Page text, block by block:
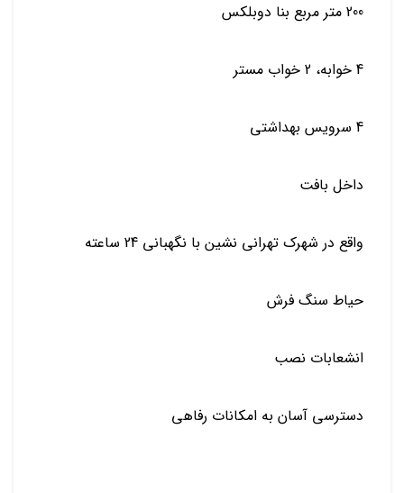
200 متر مربع بنا دوبلکس
4 خوابه، 2 خواب مستر
4 سرویس بهداشتی
داخل بافت
واقع در شهرک تهرانی نشین با نگهبانی 24 ساعته
حیاط سنگ فرش
انشعابات نصب
دسترسی آسان به امکانات رفاهی